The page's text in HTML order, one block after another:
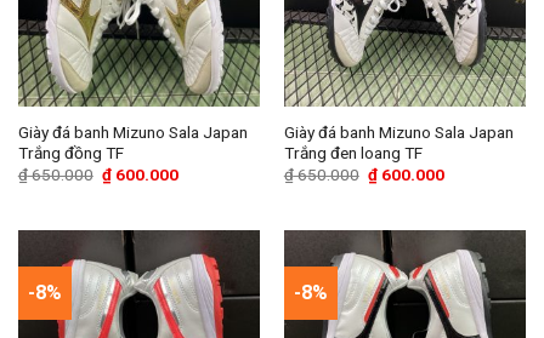
Giày đá banh Mizuno Sala Japan
Trắng đồng TF
₫650.000 Giá
gốc
₫600.000Giá
₫ 600.000.
Giày đá banh Mizuno Sala Japan
Trắng đen loang TF
₫650.000 Giá
gốc
₫600.000Giá
₫ 600.000.
-8% -8%